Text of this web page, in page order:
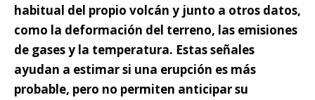
habitual del propio volcán y junto a otros datos,
como la deformación del terreno, las emisiones
de gases y la temperatura. Estas señales
ayudan a estimar si una erupción es más
probable, pero no permiten anticipar su